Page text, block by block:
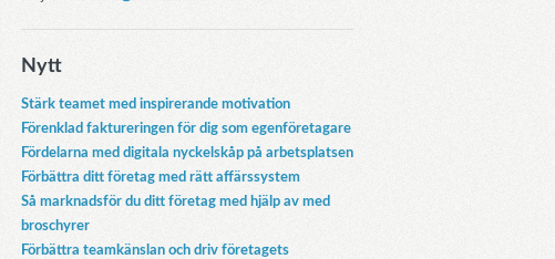
Nytt
Stärk teamet med inspirerande motivation
Förenklad faktureringen för dig som egenföretagare
Fördelarna med digitala nyckelskåp på arbetsplatsen
Förbättra ditt företag med rätt affärssystem
Så marknadsför du ditt företag med hjälp av med
broschyrer
Förbättra teamkänslan och driv företagets